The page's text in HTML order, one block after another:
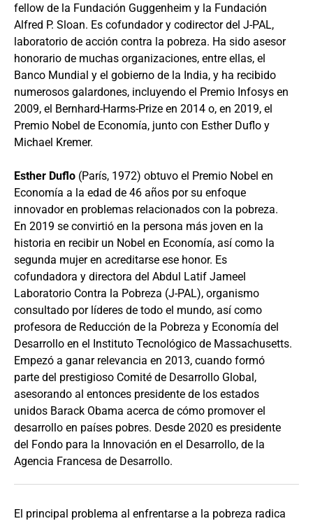
fellow de la Fundación Guggenheim y la Fundación
Alfred P. Sloan. Es cofundador y codirector del J-PAL,
laboratorio de acción contra la pobreza. Ha sido asesor
honorario de muchas organizaciones, entre ellas, el
Banco Mundial y el gobierno de la India, y ha recibido
numerosos galardones, incluyendo el Premio Infosys en
2009, el Bernhard-Harms-Prize en 2014 o, en 2019, el
Premio Nobel de Economía, junto con Esther Duflo y
Michael Kremer.
Esther Duflo (París, 1972) obtuvo el Premio Nobel en
Economía a la edad de 46 años por su enfoque
innovador en problemas relacionados con la pobreza.
En 2019 se convirtió en la persona más joven en la
historia en recibir un Nobel en Economía, así como la
segunda mujer en acreditarse ese honor. Es
cofundadora y directora del Abdul Latif Jameel
Laboratorio Contra la Pobreza (J-PAL), organismo
consultado por líderes de todo el mundo, así como
profesora de Reducción de la Pobreza y Economía del
Desarrollo en el Instituto Tecnológico de Massachusetts.
Empezó a ganar relevancia en 2013, cuando formó
parte del prestigioso Comité de Desarrollo Global,
asesorando al entonces presidente de los estados
unidos Barack Obama acerca de cómo promover el
desarrollo en países pobres. Desde 2020 es presidente
del Fondo para la Innovación en el Desarrollo, de la
Agencia Francesa de Desarrollo.
El principal problema al enfrentarse a la pobreza radica